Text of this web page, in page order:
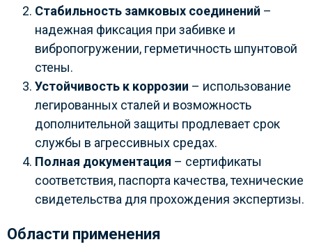
Стабильность замковых соединений –
надежная фиксация при забивке и
вибропогружении, герметичность шпунтовой
стены.
Устойчивость к коррозии – использование
легированных сталей и возможность
дополнительной защиты продлевает срок
службы в агрессивных средах.
Полная документация – сертификаты
соответствия, паспорта качества, технические
свидетельства для прохождения экспертизы.
Области применения